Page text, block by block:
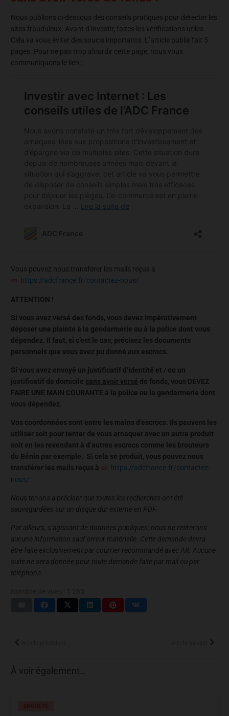
Nous publions ci-dessous des conseils pratiques pour détecter les
sites frauduleux. Avant d’investir, faites les vérifications utiles.
Cela va vous éviter des soucis importants. L’article publié fait 5
pages. Pour ne pas trop alourdir cette page, nous vous
communiquons le lien :
Vous pouvez nous transférer les mails reçus à
https://adcfrance.fr/contactez-nous/
ATTENTION !
Si vous avez versé des fonds, vous devez impérativement
déposer une plainte à la gendarmerie ou à la police dont vous
dépendez. Il faut, si c’est le cas, précisez les documents
personnels que vous avez pu donné aux escrocs.
Si vous avez envoyé un justificatif d’identité et / ou un
justificatif de domicile sans avoir versé de fonds, vous DEVEZ
FAIRE UNE MAIN COURANTE à la police ou la gendarmerie dont
vous dépendez.
Vos coordonnées sont entre les mains d’escrocs. Ils peuvent les
utiliser soit pour tenter de vous arnaquer avec un autre produit
soit en les revendant à d’autres escrocs comme les brouteurs
du Bénin par exemple. Si cela se produit, vous pouvez nous
transférer les mails reçus à
https://adcfrance.fr/contactez-
nous/
Nous tenons à préciser que toutes les recherches ont été
sauvegardées sur un disque dur externe en PDF.
Par ailleurs, s’agissant de données publiques, nous ne retirerons
aucune information sauf erreur matérielle. Cette demande devra
être faite exclusivement par courrier recommandé avec AR. Aucune
suite ne sera donnée pour toute demande faite par mail ou par
téléphone.
À voir également…